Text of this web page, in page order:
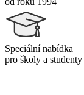
Speciální nabídka
pro školy a studenty